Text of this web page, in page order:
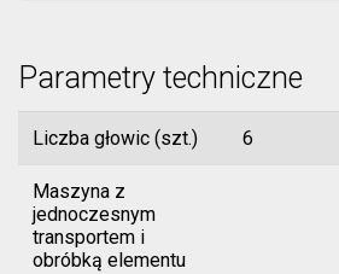
Parametry techniczne
Liczba głowic (szt.) 6
Maszyna z
jednoczesnym
transportem i
obróbką elementu